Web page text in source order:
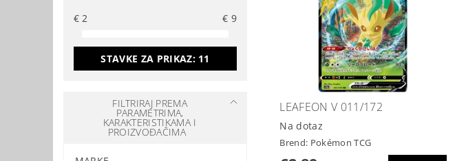
€2 €9
STAVKE ZA PRIKAZ: 11
FILTRIRAJ PREMA
PARAMETRIMA,
KARAKTERISTIKAMA I
PROIZVOĐAČIMA
LEAFEON V 011/172
Na dotaz
Brend: Pokémon TCG